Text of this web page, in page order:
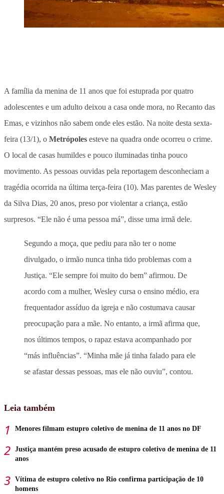
A família da menina de 11 anos que foi estuprada por quatro
adolescentes e um adulto deixou a casa onde mora, no Recanto das
Emas, e vizinhos não sabem onde eles estão. Na noite desta sexta-
feira (13/1), o Metrópoles esteve na quadra onde ocorreu o crime.
O local de casas humildes e pouco iluminadas tinha pouco
movimento. As pessoas ouvidas pela reportagem desconheciam a
tragédia ocorrida na última terça-feira (10). Mas parentes de Wesley
da Silva Dias, 20 anos, preso por violentar a criança, estão
surpresos. “Ele não é uma pessoa má”, disse uma irmã dele.
Segundo a moça, que pediu para não ter o nome
divulgado, o irmão nunca tinha tido problemas com a
Justiça. “Ele sempre foi muito do bem” afirmou. De
acordo com a mulher, Wesley cursa o ensino médio, era
frequentador assíduo da igreja e não costumava causar
preocupação para a mãe. No entanto, a irmã afirma que,
nos últimos tempos, o rapaz estava acompanhado por
“más influências”. “Minha mãe já tinha falado para ele
se afastar dessas pessoas, mas ele não ouviu”, contou.
Leia também
Menores filmam estupro coletivo de menina de 11 anos no DF
Justiça mantém preso acusado de estupro coletivo de menina de 11
anos
Vítima de estupro coletivo no Rio confirma participação de 10
homens